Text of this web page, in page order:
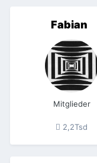
Fabian
Mitglieder
2,2Tsd